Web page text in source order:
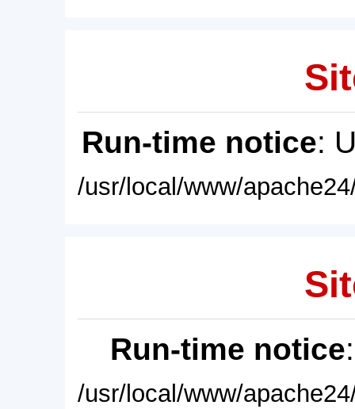
Run-time notice:
/usr/local/www/
Run-time notice
/usr/local/www/